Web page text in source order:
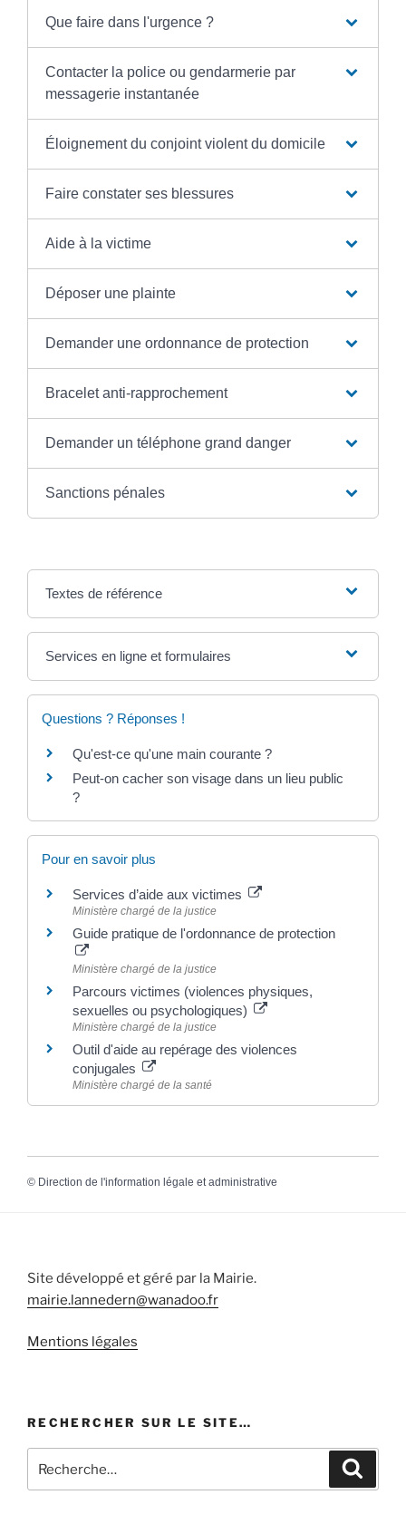
Que faire dans l'urgence ?
Contacter la police ou gendarmerie par
messagerie instantanée
Éloignement du conjoint violent du domicile
Faire constater ses blessures
Aide à la victime
Déposer une plainte
Demander une ordonnance de protection
Bracelet anti-rapprochement
Demander un téléphone grand danger
Sanctions pénales
Textes de référence
Services en ligne et formulaires
Questions ? Réponses !
Qu'est-ce qu'une main courante ?
Peut-on cacher son visage dans un lieu public
?
Pour en savoir plus
Services d’aide aux victimes
Ministère chargé de la justice
Guide pratique de l'ordonnance de protection
Ministère chargé de la justice
Parcours victimes (violences physiques,
sexuelles ou psychologiques)
Ministère chargé de la justice
Outil d'aide au repérage des violences
conjugales
Ministère chargé de la santé
© Direction de l'information légale et administrative
Site développé et géré par la Mairie.
mairie.lannedern@wanadoo.fr
Mentions légales
RECHERCHER SUR LE SITE…
pour